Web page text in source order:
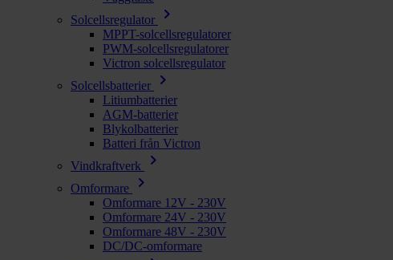
Solcellsregulator
chevron_right
MPPT-solcellsregulatorer
PWM-solcellsregulatorer
Victron solcellsregulator
Solcellsbatterier
chevron_right
Litiumbatterier
AGM-batterier
Blykolbatterier
Batteri från Victron
Vindkraftverk
chevron_right
Omformare chevron_right
Omformare 12V - 230V
Omformare 24V - 230V
Omformare 48V - 230V
DC/DC-omformare